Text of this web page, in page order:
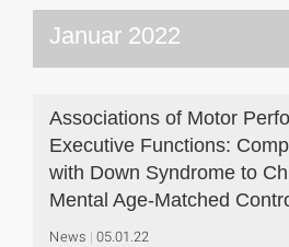
Januar 2022
Associations of Motor
Executive Functions:
with Down Syndrome to
Mental Age-Matched
News 05.01.22